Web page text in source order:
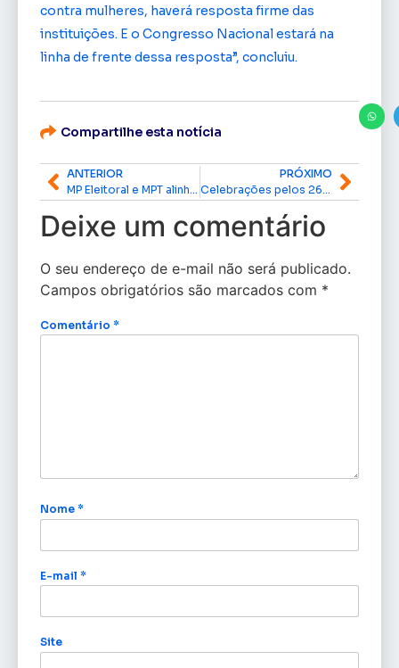
contra mulheres, haverá resposta firme das
instituições. E o Congresso Nacional estará na
linha de frente dessa resposta”, concluiu.
Compartilhe esta notícia
ANTERIOR
PRÓXIMO
Deixe um comentário
O seu endereço de e-mail não será publicado.
Campos obrigatórios são marcados com *
Comentário *
Nome *
E-mail *
Site